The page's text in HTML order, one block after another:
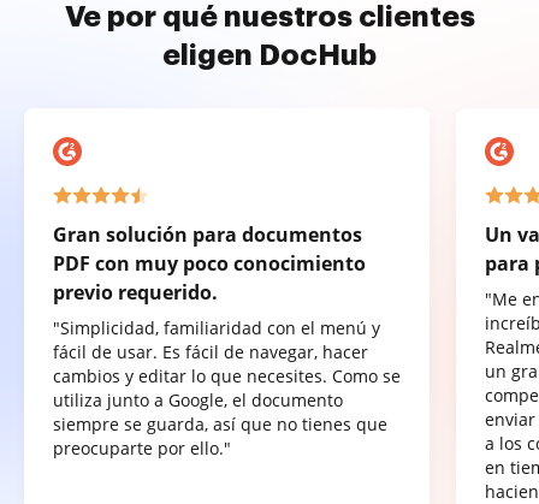
Ve por qué nuestros clientes
eligen DocHub
Gran solución para documentos
PDF con muy poco conocimiento
previo requerido.
"Simplicidad, familiaridad con el menú y
fácil de usar. Es fácil de navegar, hacer
cambios y editar lo que necesites. Como se
utiliza junto a Google, el documento
siempre se guarda, así que no tienes que
preocuparte por ello."
Un
para
"Me
un
a los
en